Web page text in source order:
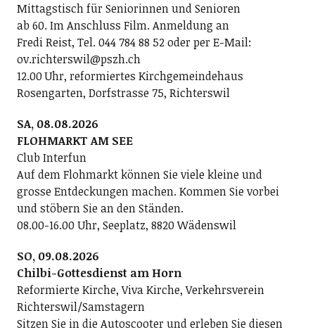
Mittagstisch für Seniorinnen und Senioren
ab 60. Im Anschluss Film. Anmeldung an
Fredi Reist, Tel. 044 784 88 52 oder per E-Mail:
ov.richterswil@pszh.ch
12.00 Uhr, reformiertes Kirchgemeindehaus
Rosengarten, Dorfstrasse 75, Richterswil
SA, 08.08.2026
FLOHMARKT AM SEE
Club Interfun
Auf dem Flohmarkt können Sie viele kleine und
grosse Entdeckungen machen. Kommen Sie vorbei
und stöbern Sie an den Ständen.
08.00-16.00 Uhr, Seeplatz, 8820 Wädenswil
SO, 09.08.2026
Chilbi-Gottesdienst am Horn
Reformierte Kirche, Viva Kirche, Verkehrsverein
Richterswil/Samstagern
Sitzen Sie in die Autoscooter und erleben Sie diesen